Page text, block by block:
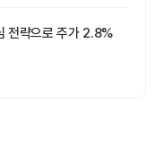
전략으로 주가 2.8%